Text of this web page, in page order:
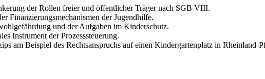
der Rollen freier und öffentlicher Träger nach SGB VIII.
Finanzierungsmechanismen der Jugendhilfe.
und der Aufgaben im Kinderschutz.
Instrument der Prozesssteuerung.
am Beispiel des Rechtsanspruchs auf einen Kindergartenplatz in Rheinland-